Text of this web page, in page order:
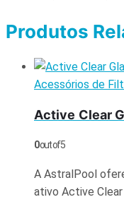
Produtos
Acessórios de
Active Clear
0out of 5
A AstralPool
ativo Active Clear